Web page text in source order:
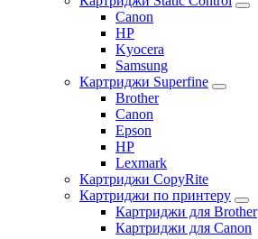
Canon
HP
Kyocera
Samsung
Картриджи Superfine
Brother
Canon
Epson
HP
Lexmark
Картриджи CopyRite
Картриджи по принтеру
Картриджи для Brother
Картриджи для Canon